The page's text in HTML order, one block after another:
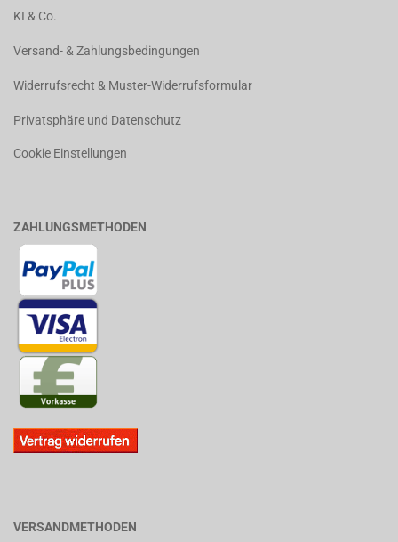
KI & Co.
Versand- & Zahlungsbedingungen
Widerrufsrecht & Muster-Widerrufsformular
Privatsphäre und Datenschutz
Cookie Einstellungen
ZAHLUNGSMETHODEN
VERSANDMETHODEN